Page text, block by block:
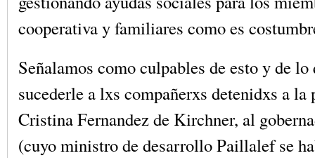
cooperativa y familiares como es
Señalamos como culpables de esto y de lo
sucederle a lxs compañerxs detenidxs a la
Cristina Fernandez de Kirchner, al
(cuyo ministro de desarrollo Paillalef se